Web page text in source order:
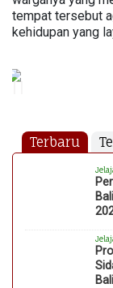
tempat tersebut
kehidupan yang
Terbaru